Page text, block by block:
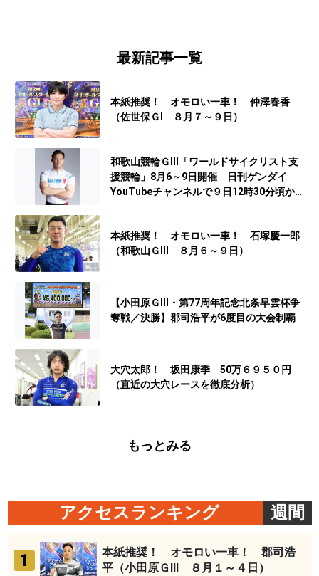
最新記事一覧
本紙推奨！ オモロい一車！ 仲澤春香
（佐世保ＧⅠ ８月７～９日）
和歌山競輪ＧⅢ「ワールドサイクリスト支
援競輪」8月6～9日開催 日刊ゲンダイ
YouTubeチャンネルで９日12時30分頃から
本紙推奨！ オモロい一車！ 石塚慶一郎
（和歌山ＧⅢ ８月６～９日）
【小田原ＧⅢ・第77周年記念北条早雲杯争
奪戦／決勝】郡司浩平が6度目の大会制覇
大穴太郎！ 坂田康季 50万６９５０円
（直近の大穴レースを徹底分析）
もっとみる
アクセスランキング 週間
1
本紙推奨！ オモロい一車！ 郡司浩
平（小田原ＧⅢ ８月１～４日）